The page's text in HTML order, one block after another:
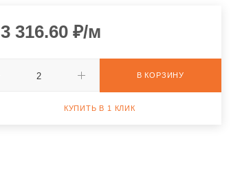
3 316.60₽/м
В КОРЗИНУ
КУПИТЬ В 1 КЛИК